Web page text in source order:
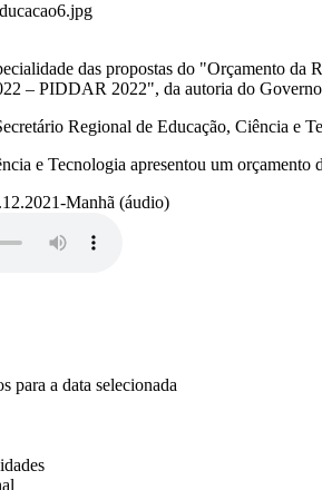
das propostas do "Orçamento
– PIDDAR 2022", da autoria do
Regional de Educação, Ciência e
e Tecnologia apresentou um
Manhã (áudio)
para a data selecionada